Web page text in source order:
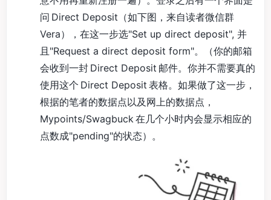
问 Direct Deposit（如下图，来自读者微信群
Vera），在这一步选"Set up direct deposit", 并
且"Request a direct deposit form"。（你的邮箱
会收到一封 Direct Deposit 邮件。你并不需要真的
使用这个 Direct Deposit 表格。如果做了这一步，
根据的笔者的数据点以及网上的数据点，
Mypoints/Swagbuck 在几个小时内会显示相应的
点数成"pending"的状态）。